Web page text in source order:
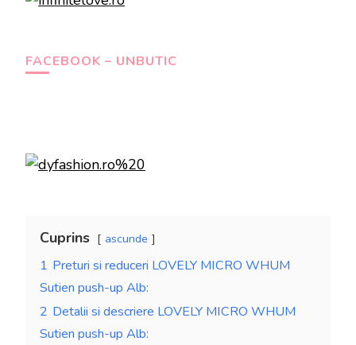
FACEBOOK – UNBUTIC
Cuprins ascunde
1 Preturi si reduceri LOVELY MICRO WHUM
Sutien push-up Alb:
2 Detalii si descriere LOVELY MICRO WHUM
Sutien push-up Alb: